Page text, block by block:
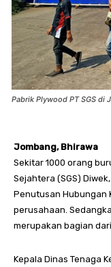
Pabrik Plywood PT SGS
Jombang, Bhirawa
Sekitar 1000 orang
Sejahtera (SGS)
Penutusan Hubungan
perusahaan.
merupakan bagian
Kepala Dinas Tenaga